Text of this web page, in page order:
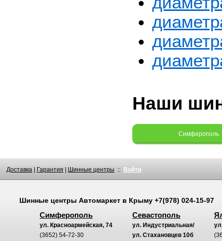
Наши
Симферополь
Доставка Гарантия Шинные центры :: Войти
Шинные центры Автомаркетв Крыму +7(978) 024-15-97
Симферополь
ул. Красноармейская, 74
(3652) 54-72-30
Севастополь
ул. Индустриальная/
ул. Стахановцев 10б